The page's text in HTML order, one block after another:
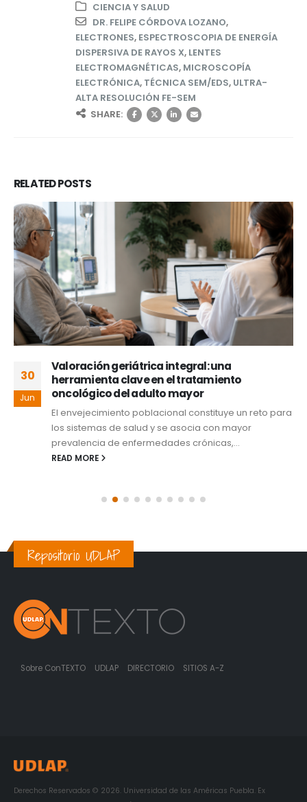
CIENCIA Y SALUD
DR. FELIPE CÓRDOVA LOZANO,
ELECTRONES, ESPECTROSCOPIA DE ENERGÍA
DISPERSIVA DE RAYOS X, LENTES
ELECTROMAGNÉTICAS, MICROSCOPÍA
ELECTRÓNICA, TÉCNICA SEM/EDS, ULTRA-
ALTA RESOLUCIÓN FE-SEM
SHARE:
RELATEDPOSTS
30
Jun
Valoración geriátrica integral: una
herramienta clave en el tratamiento
oncológico del adulto mayor
El envejecimiento poblacional constituye un reto para
los sistemas de salud y se asocia con mayor
prevalencia de enfermedades crónicas,...
READ MORE
Repositorio UDLAP
Sobre ConTEXTO UDLAP DIRECTORIO SITIOS A-Z
Derechos Reservados © 2026. Universidad de las Américas Puebla. Ex